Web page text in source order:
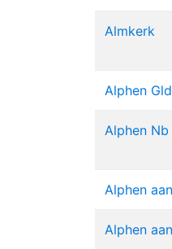
Almkerk
Alphen Gld
Alphen Nb
Alphen
Alphen